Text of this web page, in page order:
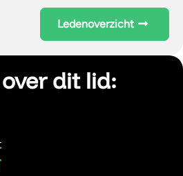
Ledenoverzicht
dit lid: